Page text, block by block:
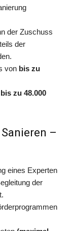
der Zuschuss
der
von bis zu
bis zu 48.000
–
eines Experten
der